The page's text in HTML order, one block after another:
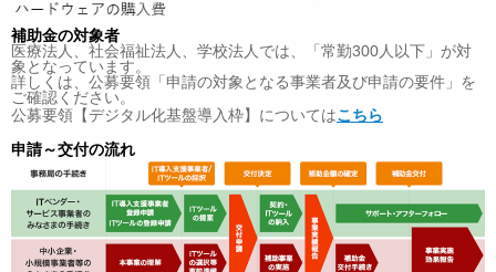
補助金の対象者
医療法人、社会福祉法人、学校法人では、「常勤300人以下」が対
象となっています。
詳しくは、公募要領「申請の対象となる事業者及び申請の要件」を
ご確認ください。
公募要領【デジタル化基盤導入枠】についてはこちら
申請～交付の流れ